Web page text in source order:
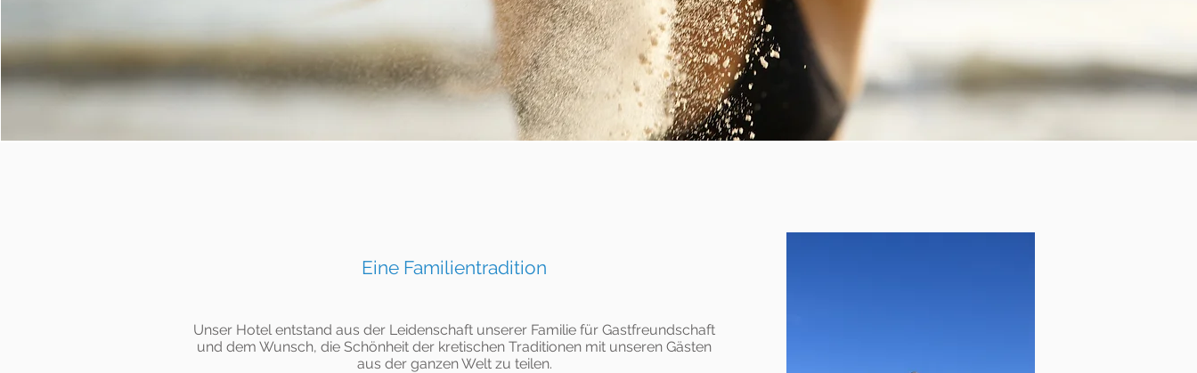
Eine Familientradition
Unser Hotel entstand aus der Leidenschaft unserer Familie für Gastfreundschaft
und dem Wunsch, die Schönheit der kretischen Traditionen mit unseren Gästen
aus der ganzen Welt zu teilen.